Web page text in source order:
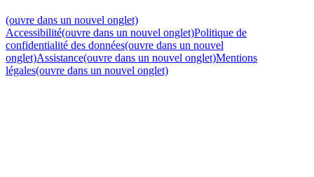
(ouvre dans un nouvel onglet)
Accessibilité(ouvre dans un nouvel onglet)Politique de
confidentialité des données(ouvre dans un nouvel
onglet)Assistance(ouvre dans un nouvel onglet)Mentions
légales(ouvre dans un nouvel onglet)